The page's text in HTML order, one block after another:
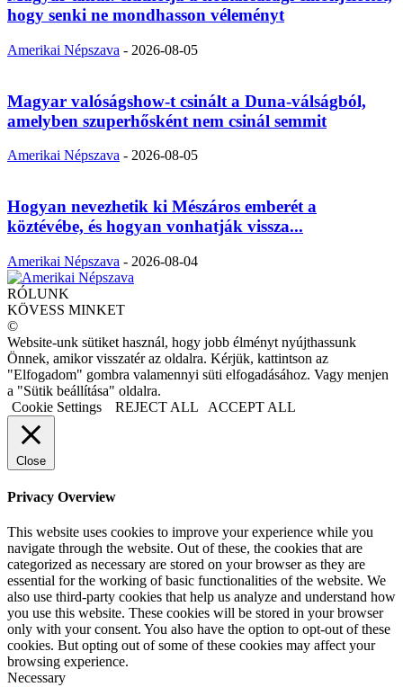
hogy senki ne mondhasson véleményt
Amerikai Népszava - 2026-08-05
Magyar valóságshow-t csinált a Duna-válságból,
amelyben szuperhősként nem csinál semmit
Amerikai Népszava - 2026-08-05
Hogyan nevezhetik ki Mészáros emberét a
köztévébe, és hogyan vonhatják vissza...
Amerikai Népszava - 2026-08-04
RÓLUNK
KÖVESS MINKET
©
Website-unk sütiket használ, hogy jobb élményt nyújthassunk
Önnek, amikor visszatér az oldalra. Kérjük, kattintson az
"Elfogadom" gombra valamennyi süti elfogadásához. Vagy menjen
a "Sütik beállítása" oldalra.
Cookie Settings
REJECT ALL ACCEPT ALL
Close
Privacy Overview
This website uses cookies to improve your experience while you
navigate through the website. Out of these, the cookies that are
categorized as necessary are stored on your browser as they are
essential for the working of basic functionalities of the website. We
also use third-party cookies that help us analyze and understand how
you use this website. These cookies will be stored in your browser
only with your consent. You also have the option to opt-out of these
cookies. But opting out of some of these cookies may affect your
browsing experience.
Necessary